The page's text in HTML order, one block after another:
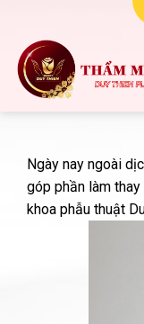
dung
Ngày nay ngoài
góp phần làm
khoa phẫu thuật